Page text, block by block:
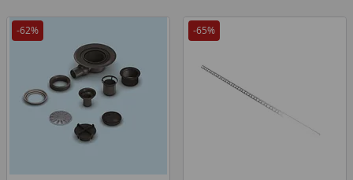
-62% -65%